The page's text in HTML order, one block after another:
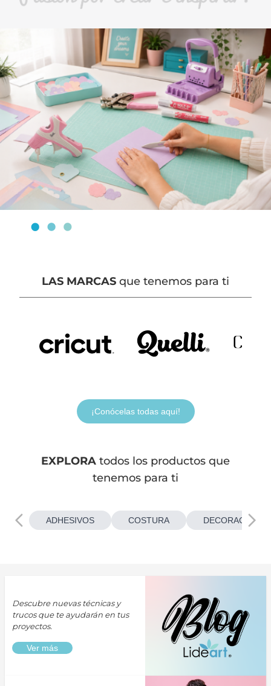
LAS MARCAS que tenemos para ti
¡Conócelas todas aquí!
EXPLORA todos los productos que
tenemos para ti
ADHESIVOS COSTURA
Descubre nuevas técnicas y
trucos que te ayudarán en tus
proyectos.
Ver más